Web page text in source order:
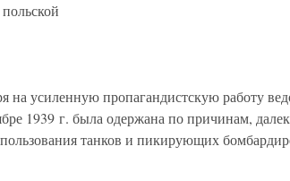
на усиленную пропагандистскую работу
1939 г. была одержана по причинам,
танков и пикирующих